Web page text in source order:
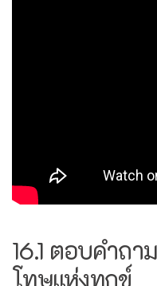
16.1 ตอบคำถ
โทษแห่งทุกข์